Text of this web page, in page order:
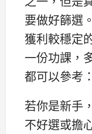
要做好篩選
獲利較穩定
一份功課，
都可以參考：
若你是新手
不好選或擔